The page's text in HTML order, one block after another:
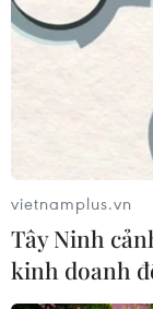
vietnamplus.vn
Tây Ninh
kinh doanh